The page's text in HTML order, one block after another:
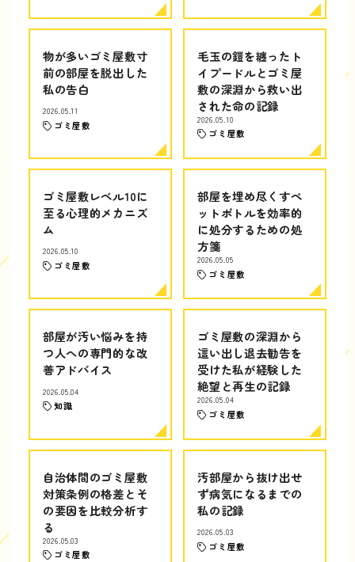
物が多いゴミ屋敷寸
前の部屋を脱出した
私の告白
2026.05.11
ゴミ屋敷
毛玉の鎧を纏ったト
イプードルとゴミ屋
敷の深淵から救い出
された命の記録
2026.05.10
ゴミ屋敷
ゴミ屋敷レベル10に
至る心理的メカニズ
ム
2026.05.10
ゴミ屋敷
部屋を埋め尽くすペ
ットボトルを効率的
に処分するための処
方箋
2026.05.05
ゴミ屋敷
部屋が汚い悩みを持
つ人への専門的な改
善アドバイス
2026.05.04
知識
ゴミ屋敷の深淵から
這い出し退去勧告を
受けた私が経験した
絶望と再生の記録
2026.05.04
ゴミ屋敷
自治体間のゴミ屋敷
対策条例の格差とそ
の要因を比較分析す
る
2026.05.03
ゴミ屋敷
汚部屋から抜け出せ
ず病気になるまでの
私の記録
2026.05.03
ゴミ屋敷